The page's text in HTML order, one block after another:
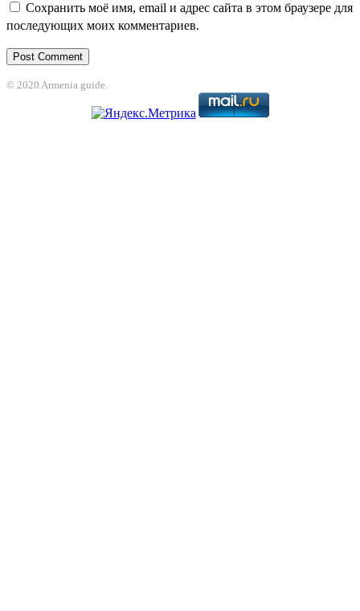
Сохранить моё имя, email и адрес сайта в этом браузере для
последующих моих комментариев.
© 2020 Armenia guide.